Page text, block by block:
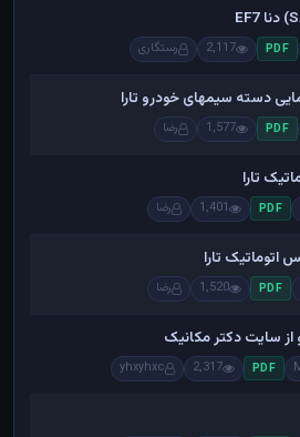
PDF
2,117 رستگاری
دسته سیمهای خودرو تارا
PDF
1,577 رضا
تارا
PDF
1,401 رضا
اتوماتیک تارا
PDF
1,520 رضا
سایت دکتر مکانیک
PDF
2,317
yhxyhxc